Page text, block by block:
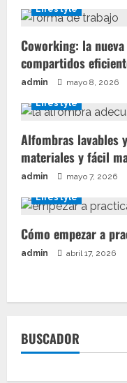
Lifestyle
Coworking: la
compartidos
admin mayo 8, 2026
Lifestyle
Alfombras lavables
materiales y fácil
admin mayo 7, 2026
Lifestyle
Cómo empezar a
admin abril 17, 2026
BUSCADOR